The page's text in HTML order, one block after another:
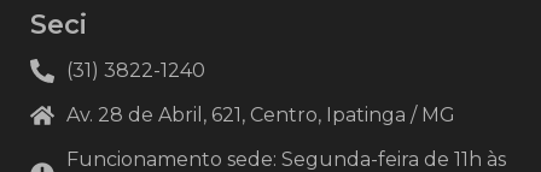
Seci
(31) 3822-1240
Av. 28 de Abril, 621, Centro, Ipatinga / MG
Funcionamento sede: Segunda-feira de 11h às